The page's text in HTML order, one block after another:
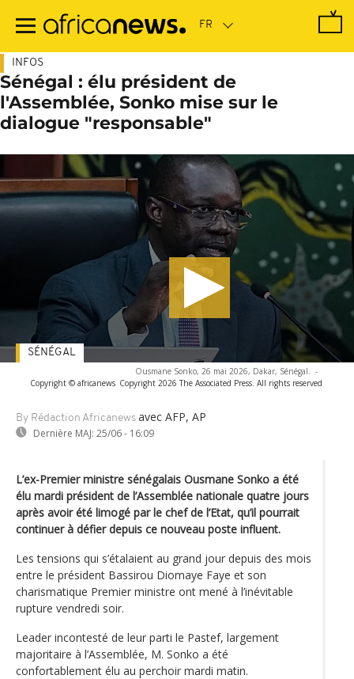
contenu
INFOS
Sénégal : élu président de
l'Assemblée, Sonko mise sur le
dialogue "responsable"
Ousmane Sonko, 26 mai 2026, Dakar, Sénégal. -
Copyright © africanews Copyright 2026 The Associated Press. All rights reserved
By Rédaction Africanews avec AFP, AP
Dernière MAJ: 25/06 - 16:09
SÉNÉGAL
L’ex-Premier ministre sénégalais Ousmane Sonko a été
élu mardi président de l’Assemblée nationale quatre jours
après avoir été limogé par le chef de l’Etat, qu’il pourrait
continuer à défier depuis ce nouveau poste influent.
Les tensions qui s’étalaient au grand jour depuis des mois
entre le président Bassirou Diomaye Faye et son
charismatique Premier ministre ont mené à l’inévitable
rupture vendredi soir.
Leader incontesté de leur parti le Pastef, largement
majoritaire à l’Assemblée, M. Sonko a été
confortablement élu au perchoir mardi matin.